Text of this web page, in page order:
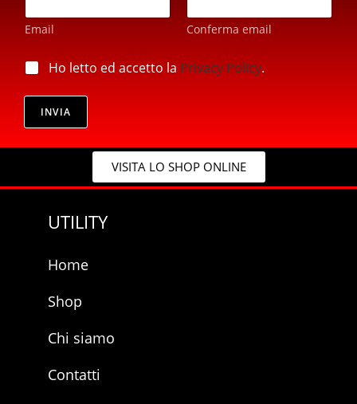
a
i
*
Email Conferma email
m
i
*
*
p
r
i
a
Ho letto ed accetto la Privacy Policy.
INVIA
VISITA LO SHOP ONLINE
UTILITY
Home
Shop
Chi siamo
Contatti